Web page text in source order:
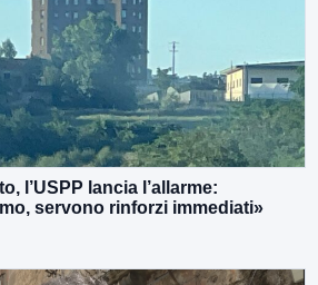
l’USPP lancia l’allarme:
servono rinforzi immediati»